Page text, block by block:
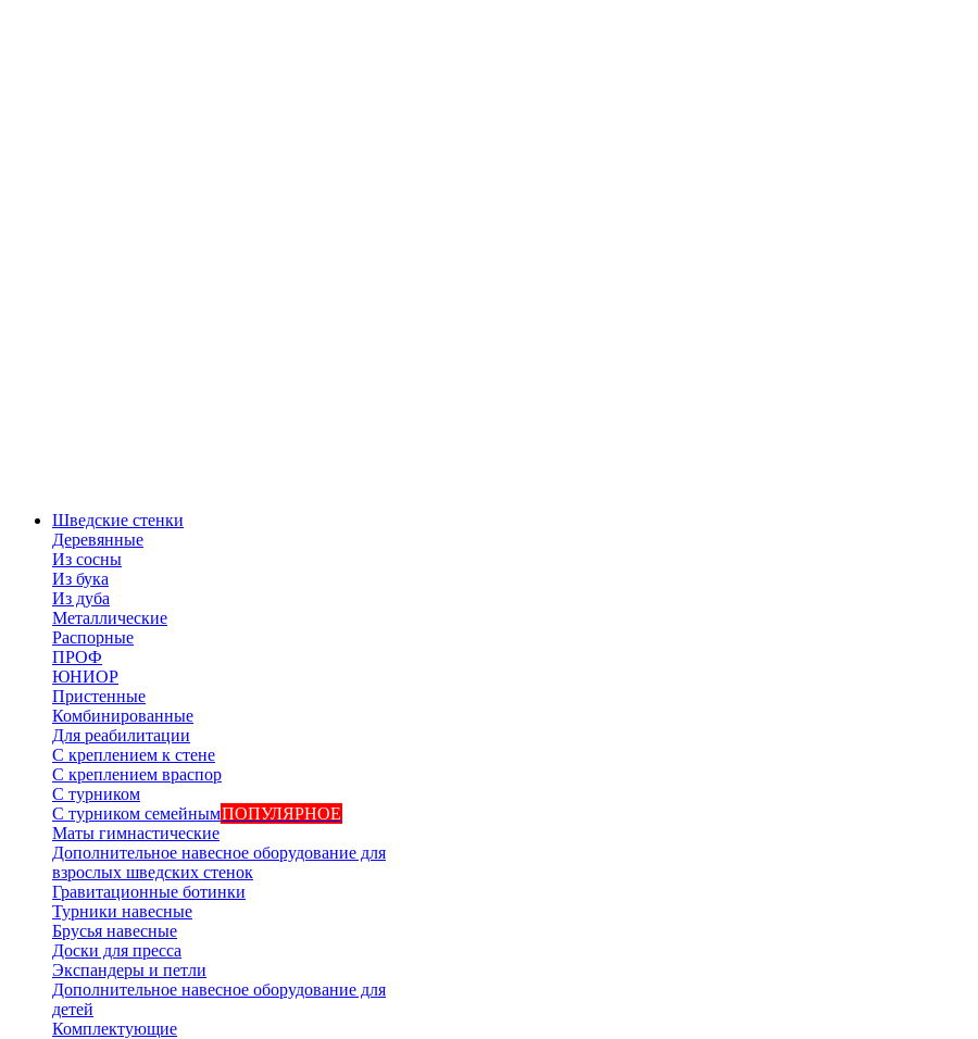
Шведские стенки
Деревянные
Из сосны
Из бука
Из дуба
Металлические
Распорные
ПРОФ
ЮНИОР
Пристенные
Комбинированные
Для реабилитации
С креплением к стене
С креплением враспор
С турником
С турником семейнымПОПУЛЯРНОЕ
Маты гимнастические
Дополнительное навесное оборудование для
взрослых шведских стенок
Гравитационные ботинки
Турники навесные
Брусья навесные
Доски для пресса
Экспандеры и петли
Дополнительное навесное оборудование для
детей
Комплектующие